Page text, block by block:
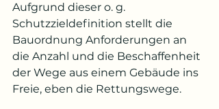
Aufgrund dieser o. g.
Schutzzieldefinition stellt die
Bauordnung Anforderungen an
die Anzahl und die Beschaffenheit
der Wege aus einem Gebäude ins
Freie, eben die Rettungswege.